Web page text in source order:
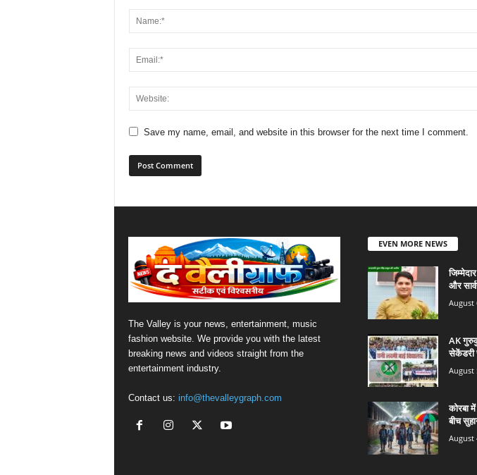
Save my name, email, and website in this browser for the next time I comment.
The Valley is your news, entertainment, music
fashion website. We provide you with the latest
breaking news and videos straight from the
entertainment industry.
Contact us: info@thevalleygraph.com
EVEN MORE NEWS
और
August
AK
सेकेंडरी
August
कोरबा
बीच
August